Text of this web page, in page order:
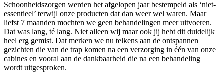
Schoonheidszorgen werden het afgelopen jaar bestempeld als ‘niet-
essentieel’ terwijl onze producten dat dan weer wel waren. Maar
liefst 7 maanden mochten we geen behandelingen meer uitvoeren.
Dat was lang, té lang. Niet alleen wij maar ook jij hebt dit duidelijk
heel erg gemist. Dat merken we nu telkens aan de ontspannen
gezichten die van de trap komen na een verzorging in één van onze
cabines en vooral aan de dankbaarheid die na een behandeling
wordt uitgesproken.